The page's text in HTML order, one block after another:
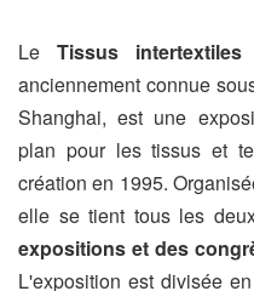
Le Tissus
anciennement connue
Shanghai, est une
plan pour les tissus et
création en 1995.
elle se tient tous les
expositions et des
L'exposition est divisée en